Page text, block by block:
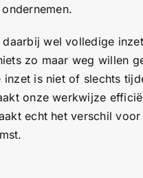
daarbij wel volledige
zo maar weg willen
inzet is niet of slechts
onze werkwijze
echt het verschil voor